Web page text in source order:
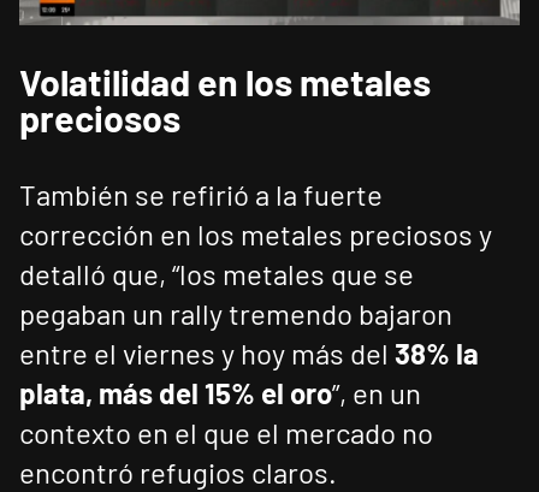
Volatilidad en los metales
preciosos
También se refirió a la fuerte
corrección en los metales preciosos y
detalló que, “los metales que se
pegaban un rally tremendo bajaron
entre el viernes y hoy más del 38% la
plata, más del 15% el oro”, en un
contexto en el que el mercado no
encontró refugios claros.